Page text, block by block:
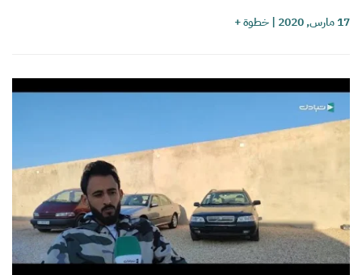
17 مارس, 2020 |خطوة +